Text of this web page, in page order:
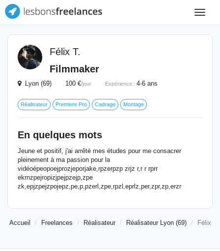
Toggle
Félix T.
Filmmaker
Lyon (69) 100 €/jour Expérience : 4-6 ans
Réalisateur Premiere Pro Cadrage Montage
En quelques mots
Jeune et positif, j'ai arrêté mes études pour me consacrer
pleinement à ma passion pour la
vidéoépeopoejprozjeporjake,rpzerpzp zrjz r,r r rprr
ekrnzpejropizjpejpzejp,zpe
zk,epjzpejzpojepz,pe,p,pzerl,zpe,rpzl,eprlz,per,zpr,zp,erzr
Accueil Freelances Réalisateur Réalisateur Lyon (69) Félix